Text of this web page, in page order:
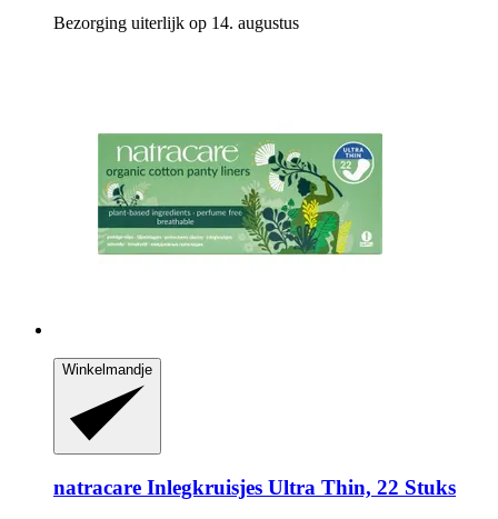
Bezorging uiterlijk op 14. augustus
Winkelmandje
natracare Inlegkruisjes Ultra Thin, 22 Stuks